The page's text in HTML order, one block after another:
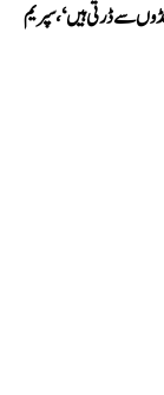
سے ڈرتی ہیں‘، سپریم